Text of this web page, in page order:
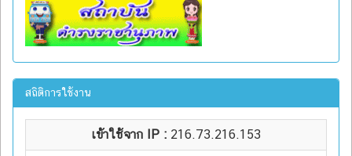
สถิติการใช้งาน
เข้าใช้จาก IP : 216.73.216.153